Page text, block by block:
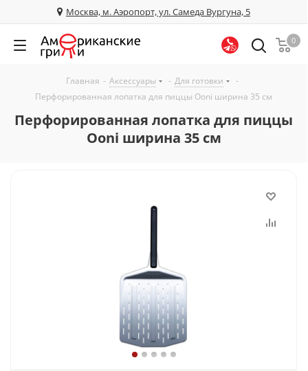
Москва, м. Аэропорт, ул. Самеда Вургуна, 5
0
Главная - Аксессуары - Для готовки
-
Перфорированная лопатка для пиццы Ooni ширина 35 см
Перфорированная лопатка для пиццы
Ooni ширина 35 см